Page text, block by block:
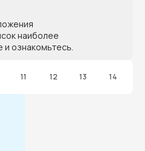
наиболее
и ознакомьтесь.
11 12 13 14